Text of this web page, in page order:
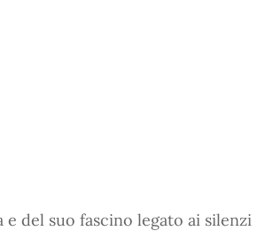
e del suo fascino legato ai silenzi